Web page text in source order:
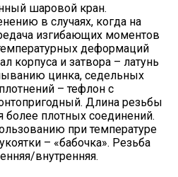
шаровой кран.
в случаях, когда на
изгибающих моментов
деформаций
корпуса и затвора – латунь
цинка, седельных
– тефлон с
Длина резьбы
более плотных соединений.
при температуре
– «бабочка». Резьба
внутренняя.